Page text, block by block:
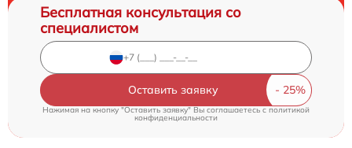
Бесплатная консультация со
специалистом
Оставить заявку
Нажимая на кнопку "Оставить заявку" Вы соглашаетесь cполитикой
конфиденциальности